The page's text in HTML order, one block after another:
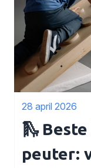
28 april 2026
🛝
peuter: